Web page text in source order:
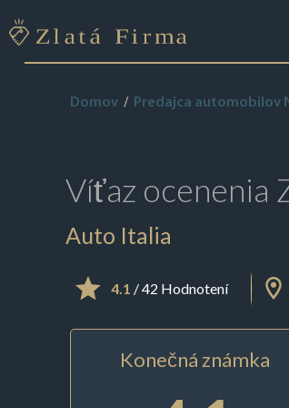
Domov Predajca automobilov
Víťaz ocenenia
Auto Italia
4.1 / 42 Hodnotení
Konečná známka